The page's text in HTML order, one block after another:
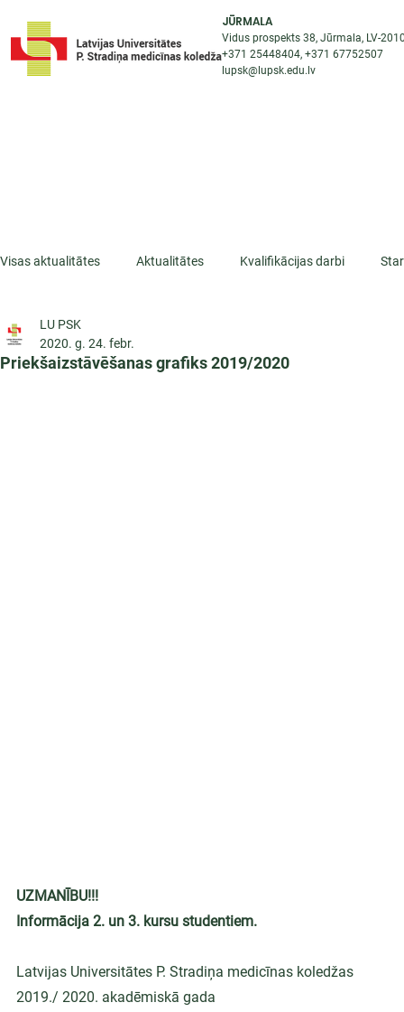
JŪRMALA
Vidus prospekts 38, Jūrmala, LV-
+371 25448404, +371 67752507
lupsk@lupsk.edu.lv
Visas aktualitātes Aktualitātes Kvalifikācijas darbi
ESF projekti
Priekšaizstāvēšanas grafiks 2019/2020
LU PSK
2020. g. 24. febr.
UZMANĪBU!!!
Informācija 2. un 3. kursu studentiem.
Latvijas Universitātes P. Stradiņa medicīnas koledžas
2019./ 2020. akadēmiskā gada